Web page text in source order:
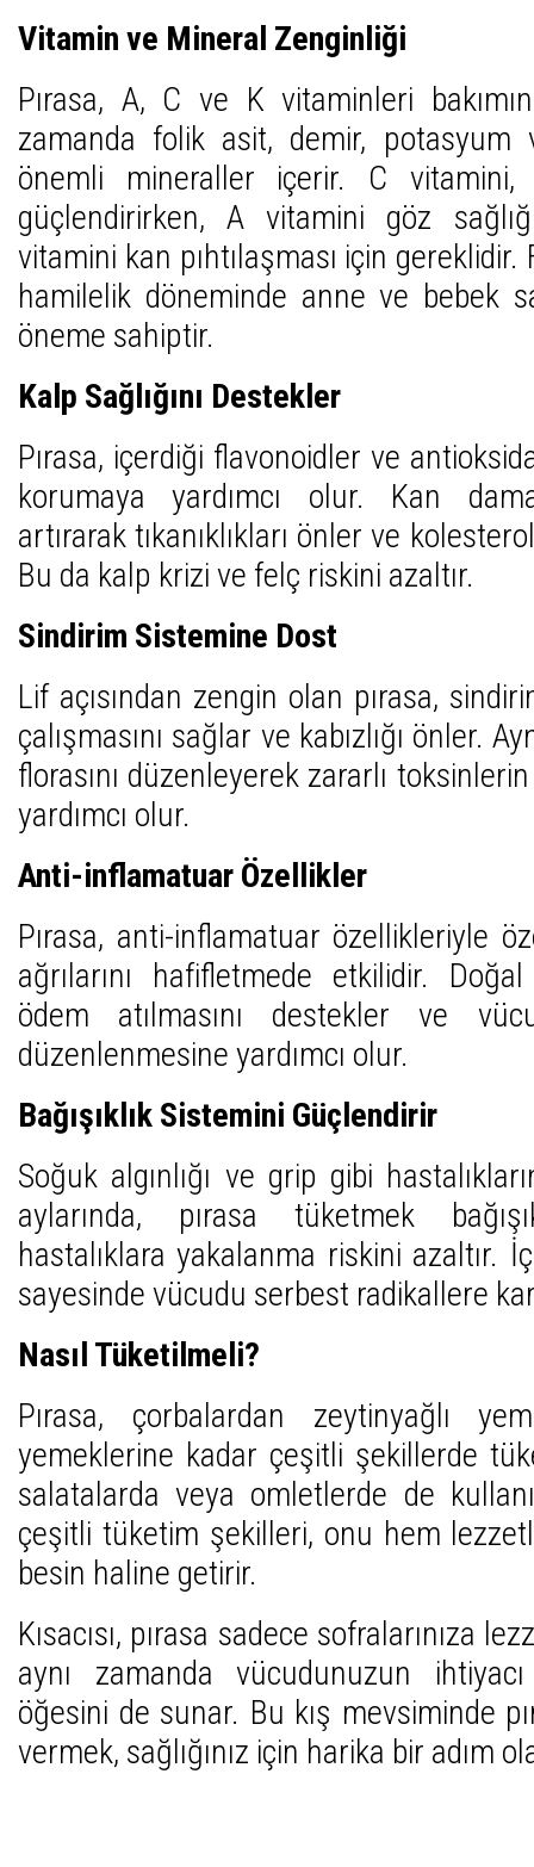
Vitamin ve Mineral Zenginliği
Pırasa, A, C ve K vitaminleri
zamanda folik asit, demir, potasyum
önemli mineraller içerir. C vitamini,
güçlendirirken, A vitamini göz
vitamini kan pıhtılaşması için
hamilelik döneminde anne ve bebek
öneme sahiptir.
Kalp Sağlığını Destekler
Pırasa, içerdiği flavonoidler ve
korumaya yardımcı olur. Kan
artırarak tıkanıklıkları önler ve
Bu da kalp krizi ve felç riskini azaltır.
Sindirim Sistemine Dost
Lif açısından zengin olan pırasa,
çalışmasını sağlar ve kabızlığı önler.
florasını düzenleyerek zararlı
yardımcı olur.
Anti-inflamatuar Özellikler
Pırasa, anti-inflamatuar özellikleriyle
ağrılarını hafifletmede etkilidir.
ödem atılmasını destekler ve
düzenlenmesine yardımcı olur.
Bağışıklık Sistemini Güçlendirir
Soğuk algınlığı ve grip gibi
aylarında, pırasa tüketmek
hastalıklara yakalanma riskini azaltır.
sayesinde vücudu serbest radikallere
Nasıl Tüketilmeli?
Pırasa, çorbalardan zeytinyağlı
yemeklerine kadar çeşitli şekillerde
salatalarda veya omletlerde de
çeşitli tüketim şekilleri, onu hem
besin haline getirir.
Kısacısı, pırasa sadece sofralarınıza
aynı zamanda vücudunuzun
öğesini de sunar. Bu kış mevsiminde
vermek, sağlığınız için harika bir adım